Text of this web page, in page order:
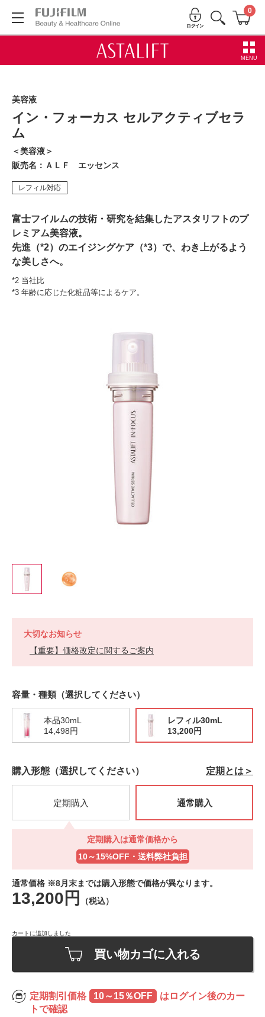
0
MENU
美容液
イン・フォーカス セルアクティブセラ
ム
＜美容液＞
販売名：ＡＬＦ エッセンス
レフィル対応
富士フイルムの技術・研究を結集したアスタリフトのプ
レミアム美容液。
先進（*2）のエイジングケア（*3）で、わき上がるよう
な美しさへ。
*2 当社比
*3 年齢に応じた化粧品等によるケア。
大切なお知らせ
【重要】価格改定に関するご案内
https://h-
jp.fujifilm.com/products/astalift/infocus/100101002100.html
商
品
号
100101002100
VARIATIONS
容量・種類（選択してください）
本品30mL
14,498円
レフィル30mL
13,200円
購入形態（選択してください） 定期とは＞
定期購入
お届け間隔が選択出来ます
通常購入
定期購入は通常価格から
10～15%OFF・送料弊社負担
通常価格 ※8月末までは購入形態で価格が異なります。
13,200円 （税込）
カートに追加しました
買い物カゴに入れる
定期割引価格 10～15％OFF
はログイン後のカー
トで確認